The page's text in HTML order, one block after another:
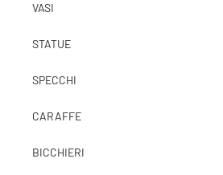
VASI
STATUE
SPECCHI
CARAFFE
BICCHIERI